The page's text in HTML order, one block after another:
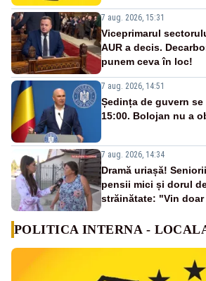
7 aug. 2026, 15:31
Viceprimarul
AUR a decis.
punem ceva în loc!
7 aug. 2026, 14:51
Ședința de guvern
15:00. Bolojan nu a
7 aug. 2026, 14:34
Dramă uriașă!
pensii mici și dorul
străinătate: "Vin
POLITICA INTERNA -